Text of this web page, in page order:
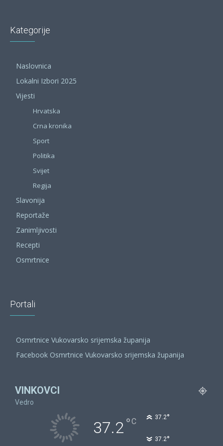
Kategorije
Naslovnica
Lokalni Izbori 2025
Vijesti
Hrvatska
Crna kronika
Sport
Politika
Svijet
Regija
Slavonija
Reportaže
Zanimljivosti
Recepti
Osmrtnice
Portali
Osmrtnice Vukovarsko srijemska županija
Facebook Osmrtnice Vukovarsko srijemska županija
VINKOVCI
Vedro
37.2°C 37.2°
37.2°